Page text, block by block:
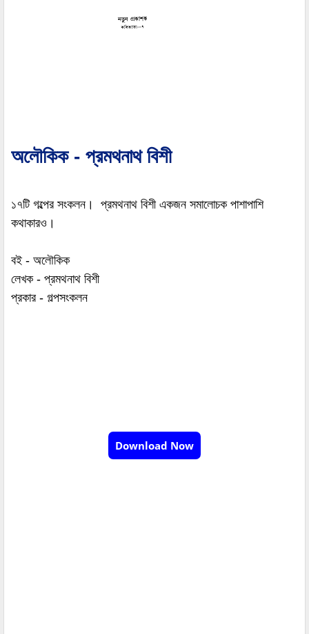
অলৌকিক - প্রমথনাথ বিশী
১৭টি গল্পের সংকলন। প্রমথনাথ বিশী একজন সমালোচক পাশাপাশি
কথাকারও।
বই - অলৌকিক
লেখক - প্রমথনাথ বিশী
প্রকার - গল্পসংকলন
Download Now